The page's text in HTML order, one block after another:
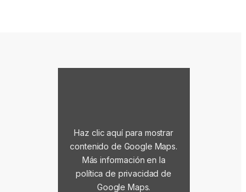
Haz clic aquí para mostrar
contenido de Google Maps.
Más información en la
política de privacidad de
Google Maps.